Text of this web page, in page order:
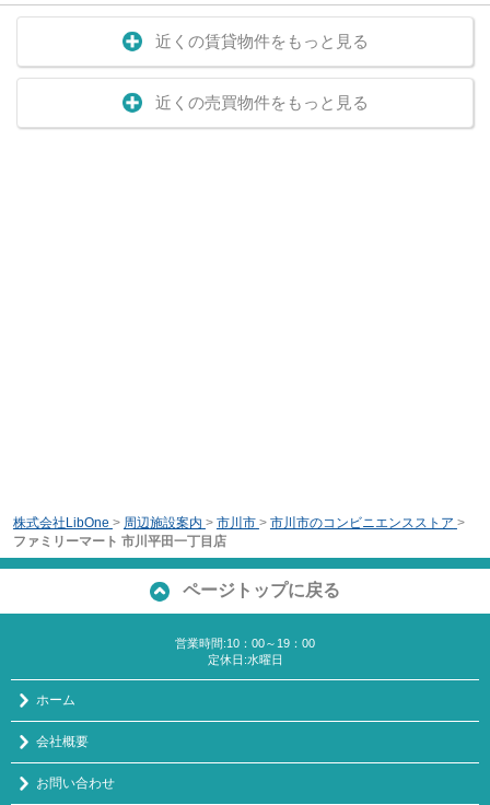
近くの賃貸物件をもっと見る
近くの売買物件をもっと見る
株式会社LibOne > 周辺施設案内 > 市川市 > 市川市のコンビニエンスストア >
ファミリーマート 市川平田一丁目店
ページトップに戻る
営業時間:10：00～19：00
定休日:水曜日
ホーム
会社概要
お問い合わせ